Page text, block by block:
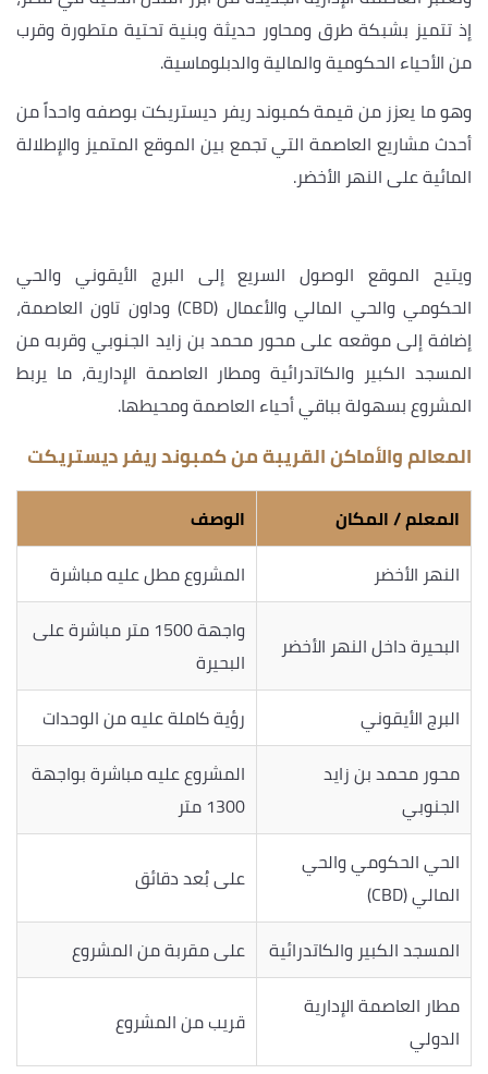
إذ تتميز بشبكة طرق ومحاور حديثة وبنية تحتية متطورة وقرب
من الأحياء الحكومية والمالية والدبلوماسية.
وهو ما يعزز من قيمة كمبوند ريفر ديستريكت بوصفه واحداً من
أحدث مشاريع العاصمة التي تجمع بين الموقع المتميز والإطلالة
المائية على النهر الأخضر.
ويتيح الموقع الوصول السريع إلى البرج الأيقوني والحي
الحكومي والحي المالي والأعمال (CBD) وداون تاون العاصمة،
إضافة إلى موقعه على محور محمد بن زايد الجنوبي وقربه من
المسجد الكبير والكاتدرائية ومطار العاصمة الإدارية، ما يربط
المشروع بسهولة بباقي أحياء العاصمة ومحيطها.
المعالم والأماكن القريبة من كمبوند ريفر ديستريكت
المعلم / المكان
الوصف
النهر الأخضر
المشروع مطل عليه مباشرة
البحيرة داخل النهر الأخضر
واجهة 1500 متر مباشرة على
البحيرة
البرج الأيقوني
رؤية كاملة عليه من الوحدات
محور محمد بن زايد
الجنوبي
المشروع عليه مباشرة بواجهة
1300 متر
الحي الحكومي والحي
المالي (CBD)
على بُعد دقائق
المسجد الكبير والكاتدرائية
على مقربة من المشروع
مطار العاصمة الإدارية
الدولي
قريب من المشروع